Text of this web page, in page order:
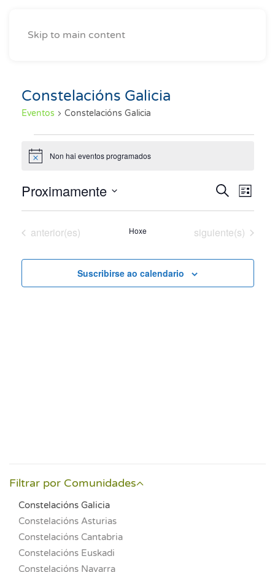
Skip to main content
Constelacións Galicia
Eventos Constelacións Galicia
Eventos
Notice Non hai eventos programados
de
y
vistas
Buscar
de
Lista
Proximamente
Seleccionar
Eventos
anterior(es) Hoxe Eventos
siguiente(s)
Suscribirse ao calendario
Filtrar por Comunidades
Constelacións Galicia
Constelacións Asturias
Constelacións Cantabria
Constelacións Euskadi
Constelacións Navarra